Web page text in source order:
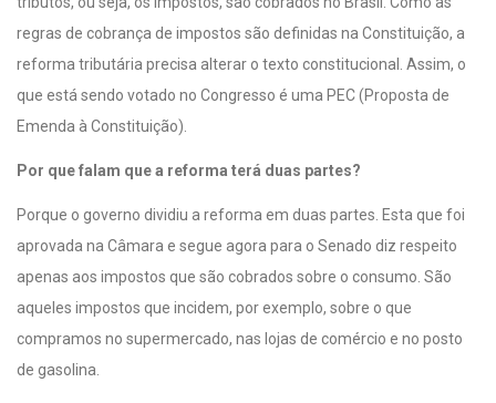
regras de cobrança de impostos são definidas na Constituição, a
reforma tributária precisa alterar o texto constitucional. Assim, o
que está sendo votado no Congresso é uma PEC (Proposta de
Emenda à Constituição).
Por que falam que a reforma terá duas partes?
Porque o governo dividiu a reforma em duas partes. Esta que foi
aprovada na Câmara e segue agora para o Senado diz respeito
apenas aos impostos que são cobrados sobre o consumo. São
aqueles impostos que incidem, por exemplo, sobre o que
compramos no supermercado, nas lojas de comércio e no posto
de gasolina.